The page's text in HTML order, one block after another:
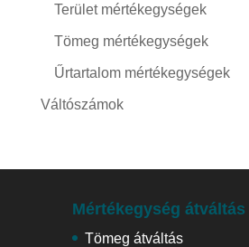
Terület mértékegységek
Tömeg mértékegységek
Űrtartalom mértékegységek
Váltószámok
Mértékegység átváltás
Tömeg átváltás